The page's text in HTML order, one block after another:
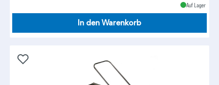
Auf Lager
In den Warenkorb